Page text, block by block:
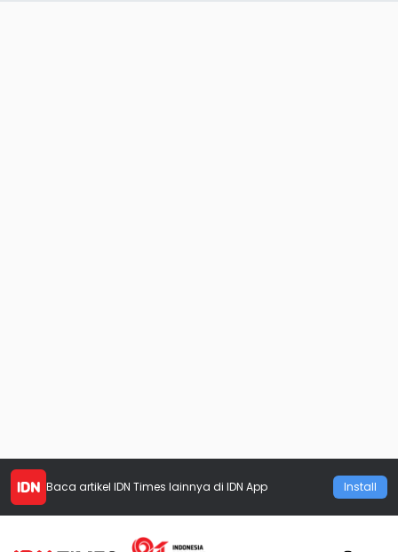
Baca artikel IDN Times lainnya di IDN App Install